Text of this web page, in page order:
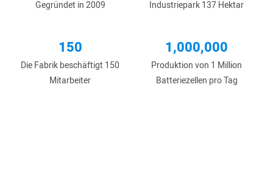
Gegründet in 2009 Industriepark 137 Hektar
150
Die Fabrik beschäftigt 150
Mitarbeiter
1,000,000
Produktion von 1 Million
Batteriezellen pro Tag